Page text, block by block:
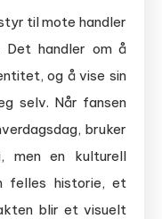
til mote handler
handler om å
og å vise sin
selv. Når fansen
bruker
men en kulturell
felles historie, et
blir et visuelt